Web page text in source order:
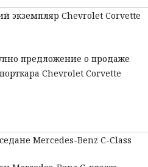
экземпляр Chevrolet Corvette
предложение о продаже
Chevrolet Corvette
Mercedes-Benz C-Class